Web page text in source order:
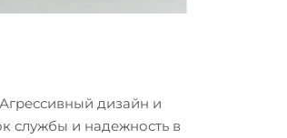
Агрессивный дизайн и
службы и надежность в